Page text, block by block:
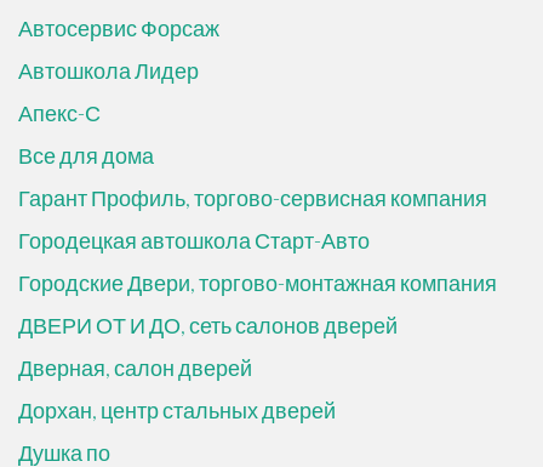
Автосервис Форсаж
Автошкола Лидер
Апекс-С
Все для дома
Гарант Профиль, торгово-сервисная компания
Городецкая автошкола Старт-Авто
Городские Двери, торгово-монтажная компания
ДВЕРИ ОТ И ДО, сеть салонов дверей
Дверная, салон дверей
Дорхан, центр стальных дверей
Душка по